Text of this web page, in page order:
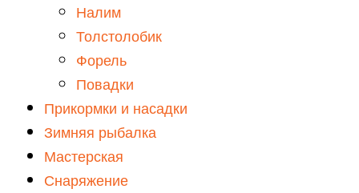
Налим
Толстолобик
Форель
Повадки
Прикормки и насадки
Зимняя рыбалка
Мастерская
Снаряжение